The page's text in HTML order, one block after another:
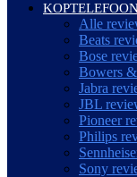
Alle
Beats
Bose
Bowers
Jabra
JBL
Pioneer
Philips
Sony